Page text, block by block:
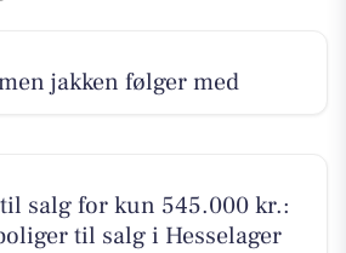
jakken følger med
salg for kun 545.000 kr.:
til salg i Hesselager